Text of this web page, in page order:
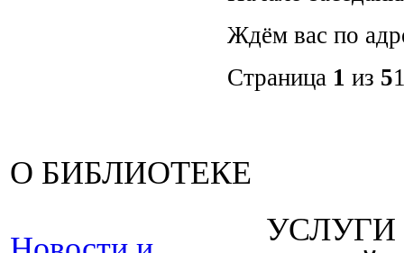
Ждём вас по
Страница 1 из 5
О БИБЛИОТЕКЕ
УСЛУГИ